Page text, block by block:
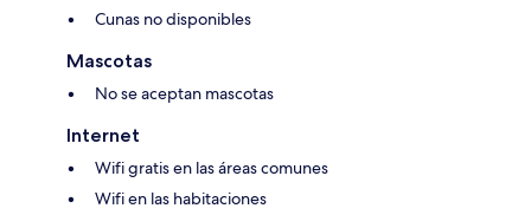
Cunas no disponibles
Mascotas
No se aceptan mascotas
Internet
Wifi gratis en las áreas comunes
Wifi en las habitaciones